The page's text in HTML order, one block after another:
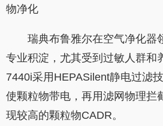
物净化
瑞典布鲁雅尔在空气净化器
专业积淀，尤其受到过敏人群和
7440i采用HEPASilent静电过
使颗粒物带电，再用滤网物理拦
现较高的颗粒物CADR。